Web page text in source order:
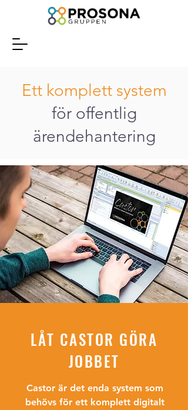
Ett komplett system
för offentlig
ärendehantering
LÅT CASTOR GÖRA
JOBBET
Castor är det enda system som
behövs för ett komplett digitalt